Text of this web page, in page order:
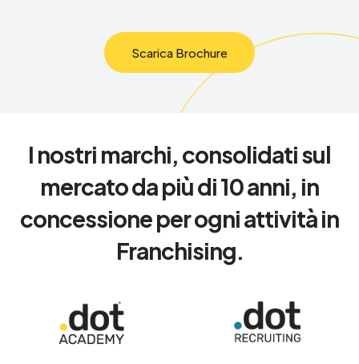
Scarica Brochure
I nostri marchi, consolidati sul
mercato da più di 10 anni, in
concessione per ogni attività in
Franchising.